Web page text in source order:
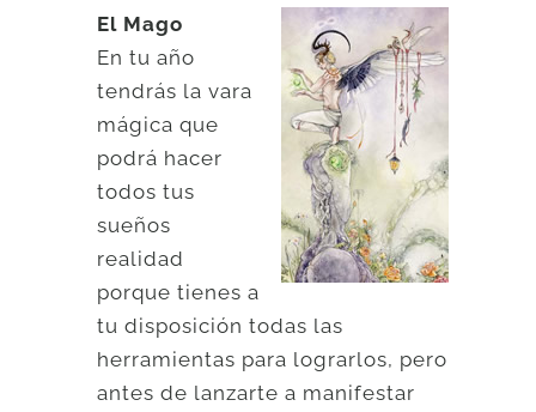
El Mago
En tu año
tendrás la vara
mágica que
podrá hacer
todos tus
sueños
realidad
porque tienes a
tu disposición todas las
herramientas para lograrlos, pero
antes de lanzarte a manifestar